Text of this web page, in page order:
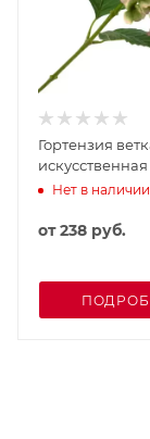
Гортензия
искусственная
Нет в наличии
от238 руб.